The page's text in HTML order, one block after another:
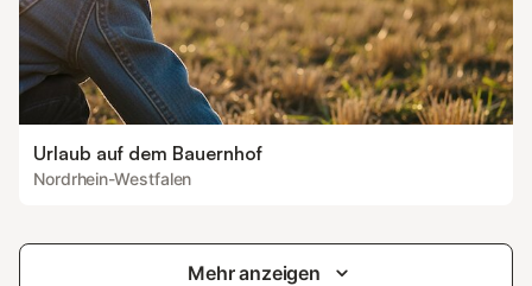
Urlaub auf dem Bauernhof
Nordrhein-Westfalen
Mehr anzeigen